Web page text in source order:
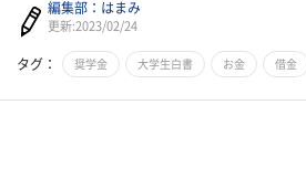
編集部：はまみ
更新:2023/02/24
タグ： 奨学金 大学生白書 お金 借金